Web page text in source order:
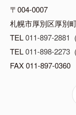
〒004-0007
札幌市厚別区厚別
TEL011-897-2881
TEL011-898-2273
FAX 011-897-0360